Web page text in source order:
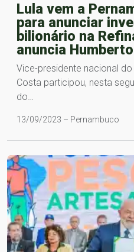
Lula vem a
para anunciar
bilionário na
anuncia Humberto
Vice-presidente nacional
Costa participou, nesta
do…
13/09/2023 – Pernambuco